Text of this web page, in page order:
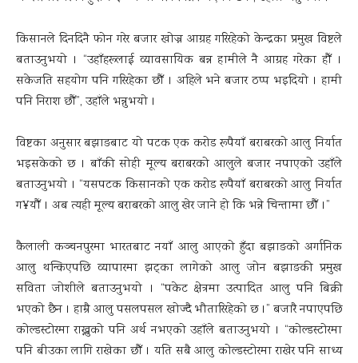
किसानले दिनदिनै फोन गरेर बजार खोज्न आग्रह गरिरहेको केन्द्रका प्रमुख विष्टले
बताउनुभयो । “उहाँहरूलाई व्यावसायिक बन्न हामीले नै आग्रह गरेका हौँ ।
सकेजति सहयोग पनि गरिरहेका छौँ । अहिले भने बजार ठप्प भइदियो । हामी
पनि निराश छौँ”, उहाँले भन्नुभयो ।
विष्टका अनुसार बझाङबाट यो पटक एक करोड रूपैयाँ बराबरको आलु निर्यात
भइसकेको छ । बाँकी सोही मूल्य बराबरको आलुले बजार नपाएको उहाँले
बताउनुभयो । “यसपटक किसानको एक करोड रूपैयाँ बराबरको आलु निर्यात
ग¥यौँ । अब त्यही मूल्य बराबरको आलु खेर जाने हो कि भन्ने चिन्तामा छौँ ।”
कैलाली कञ्चनपुरमा भारतबाट नयाँ आलु आएको हुँदा बझाङको अर्गानिक
आलु थन्किएपछि व्यापारमा झट्का लागेको आलु जोन बझाङकी प्रमुख
सविता जोशीले बताउनुभयो । “पकेट क्षेत्रमा उत्पादित आलु पनि बिक्री
भएको छैन । हाम्रै आलु पसलपसल खोज्दै भौतारिरहेको छ ।” बजारै नपाएपछि
कोल्डस्टोरमा राख्नुको पनि अर्थ नभएको उहाँले बताउनुभयो । “कोल्डस्टोरमा
पनि बीउका लागि राखेका छौँ । यति सबै आलु कोल्डस्टोरमा राखेर पनि साध्य